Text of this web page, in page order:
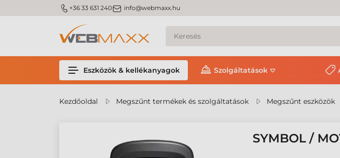
m_phone +36 33 631 240m_email info@webmaxx.hu
Eszközök & kellékanyagok Szolgáltatások
Kezdőoldal Megszűnt termékek és szolgáltatások Megszűnt eszközök
SYMBOL /